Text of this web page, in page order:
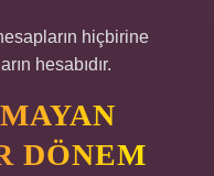
hiçbirine
hesabıdır.
DÖNEM